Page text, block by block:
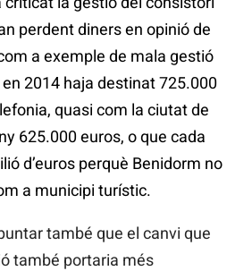
perdent diners en opinió de
a exemple de mala gestió
2014 haja destinat 725.000
quasi com la ciutat de
625.000 euros, o que cada
d’euros perquè Benidorm no
a municipi turístic.
també que el canvi que
també portaria més